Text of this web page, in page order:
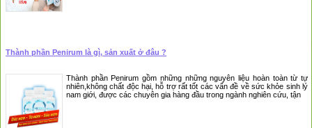
Thành phần Penirum là gì, sản xuất ở đâu ?
Thành phần Penirum gồm những những nguyên liệu hoàn toàn từ tự
nhiên,không chất độc hại, hỗ trợ rất tốt các vấn đề về sức khỏe sinh lý
nam giới, được các chuyên gia hàng đầu trong ngành nghiên cứu, tận